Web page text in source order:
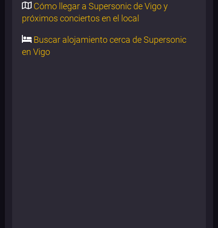
Cómo llegar a Supersonic de Vigo y
próximos conciertos en el local
Buscar alojamiento cerca de Supersonic
en Vigo